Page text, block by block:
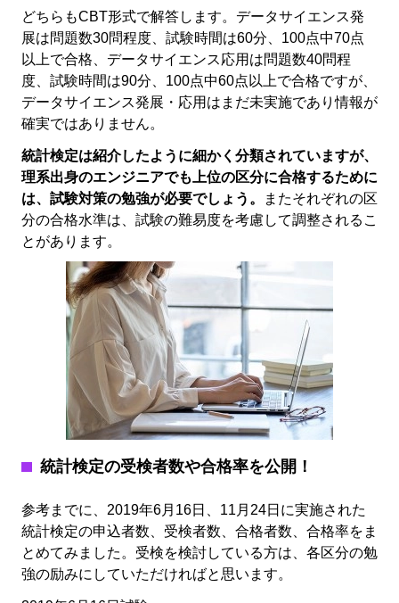
どちらもCBT形式で解答します。データサイエンス発
展は問題数30問程度、試験時間は60分、100点中70点
以上で合格、データサイエンス応用は問題数40問程
度、試験時間は90分、100点中60点以上で合格ですが、
データサイエンス発展・応用はまだ未実施であり情報が
確実ではありません。
統計検定は紹介したように細かく分類されていますが、
理系出身のエンジニアでも上位の区分に合格するために
は、試験対策の勉強が必要でしょう。
またそれぞれの区
分の合格水準は、試験の難易度を考慮して調整されるこ
とがあります。
統計検定の受検者数や合格率を公開！
参考までに、2019年6月16日、11月24日に実施された
統計検定の申込者数、受検者数、合格者数、合格率をま
とめてみました。受検を検討している方は、各区分の勉
強の励みにしていただければと思います。